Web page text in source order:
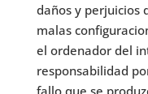
daños y perjuicios
malas
el ordenador del
responsabilidad
fallo que se